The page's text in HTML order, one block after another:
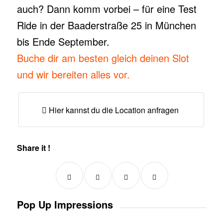
auch? Dann komm vorbei – für eine Test
Ride in der Baaderstraße 25 in München
bis Ende September.
Buche dir am besten gleich deinen Slot
und wir bereiten alles vor.
Hier kannst du die Location anfragen
Share it !
Pop Up Impressions